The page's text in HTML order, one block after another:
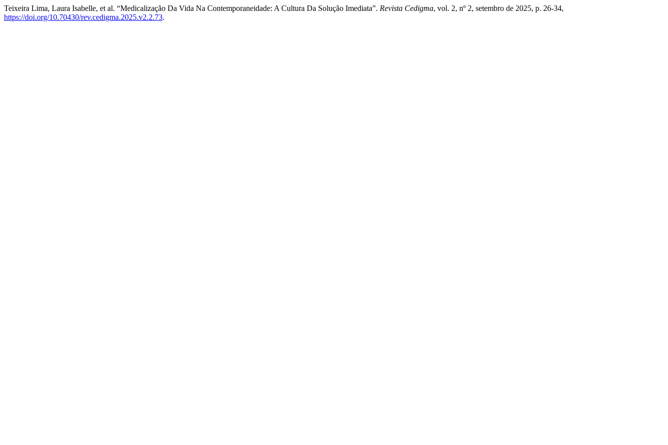
Teixeira Lima, Laura Isabelle, et al. “Medicalização Da Vida Na Contemporaneidade: A Cultura Da Solução Imediata”. Revista Cedigma, vol. 2, nº 2, setembro de 2025, p. 26-34,
https://doi.org/10.70430/rev.cedigma.2025.v2.2.73.